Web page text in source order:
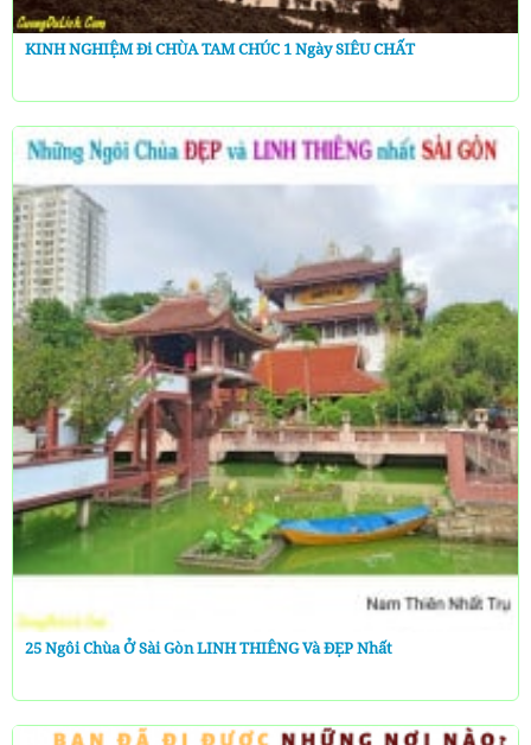
KINH NGHIỆM Đi CHÙA TAM CHÚC 1 Ngày SIÊU CHẤT
25 Ngôi Chùa Ở Sài Gòn LINH THIÊNG Và ĐẸP Nhất